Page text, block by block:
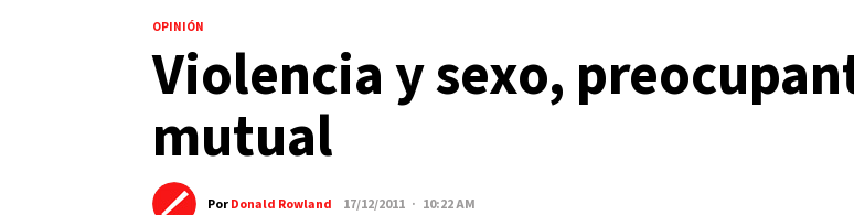
OPINIÓN
Violencia y sexo,
mutual
PorDonald Rowland 17/12/2011 · 10:22 AM